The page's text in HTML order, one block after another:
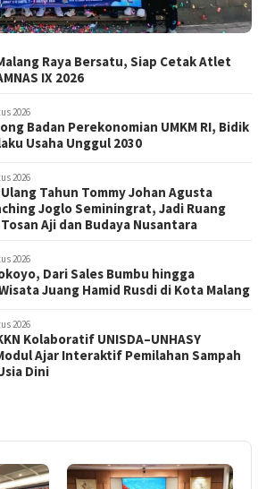
Raya Bersatu, Siap Cetak Atlet
IX 2026
2026
Badan Perekonomian UMKM RI, Bidik
Usaha Unggul 2030
2026
Tahun Tommy Johan Agusta
Joglo Seminingrat, Jadi Ruang
Aji dan Budaya Nusantara
2026
Dari Sales Bumbu hingga
Juang Hamid Rusdi di Kota Malang
2026
Kolaboratif UNISDA–UNHASY
Ajar Interaktif Pemilahan Sampah
Dini